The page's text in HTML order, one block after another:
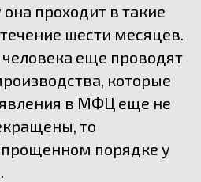
проходит в такие
шести месяцев.
еще проводят
которые
в МФЦ еще не
то
порядке у